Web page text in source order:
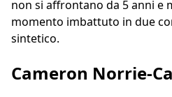
non si affrontano da 5 anni e
momento imbattuto in due
sintetico.
Cameron Norrie-